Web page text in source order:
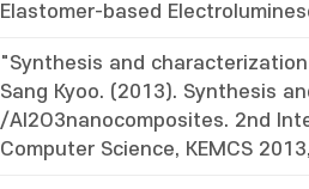
Elastomer-based
"Synthesis and
Sang Kyoo. (2013). Synthesis
/Al2O3nanocomposites. 2nd
Computer Science, KEMCS